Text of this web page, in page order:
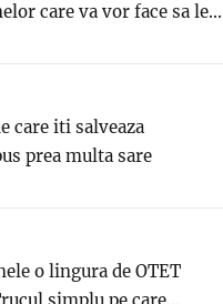
care va vor face sa le...
care iti salveaza
prea multa sare
o lingura de OTET